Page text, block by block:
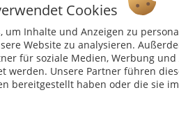
Cookies
um Inhalte und Anzeigen zu
Website zu analysieren.
für soziale Medien, Werbung
werden. Unsere Partner führen
bereitgestellt haben oder die sie